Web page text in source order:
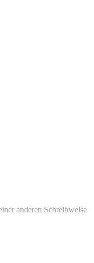
anderen Schreibweise